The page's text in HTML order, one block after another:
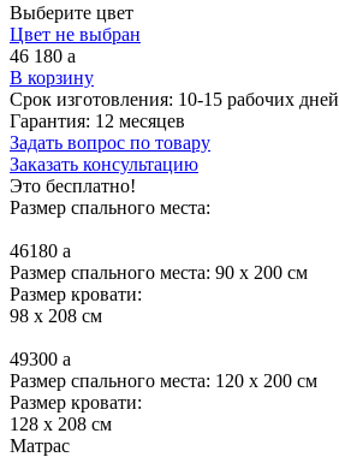
Выберите цвет
Цвет не выбран
46 180 a
В корзину
Срок изготовления: 10-15 рабочих дней
Гарантия: 12 месяцев
Задать вопрос по товару
Заказать консультацию
Это бесплатно!
Размер спального места:
46180 a
Размер спального места: 90 x 200 см
Размер кровати:
98 x 208 см
49300 a
Размер спального места: 120 x 200 см
Размер кровати:
128 x 208 см
Матрас